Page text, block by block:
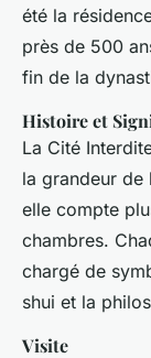
été la
près de 500
fin de la
Histoire et
La Cité
la grandeur de
elle compte
chambres.
chargé de
shui et la
Visite